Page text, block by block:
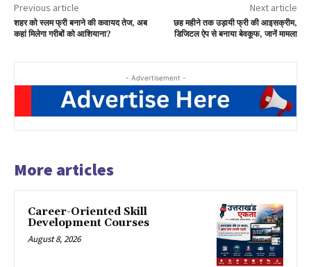
Previous article
शहर को स्लम फ्री बनाने की कवायद तेज, अब
कहां मिलेगा गरीबों को आशियाना?
Next article
छह महीने तक उड़ायी फ्री की आइसक्रीम,
डिजिटल ऐप से बनाया बेवकूफ, जानें मामला
- Advertisement -
More articles
Career-Oriented Skill
Development Courses
August 8, 2026